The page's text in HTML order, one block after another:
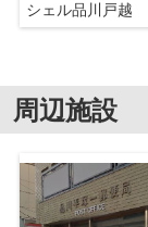
シェル品川戸越
周辺施設